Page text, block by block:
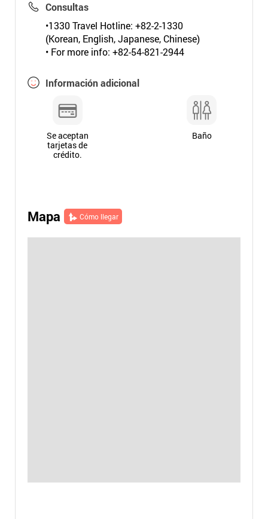
Consultas
•1330 Travel Hotline: +82-2-1330
(Korean, English, Japanese, Chinese)
• For more info: +82-54-821-2944
Información adicional
Se aceptan
tarjetas de
crédito.
Baño
Mapa Cómo llegar